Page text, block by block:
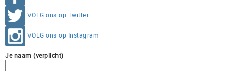
VOLG ons op Twitter
VOLG ons op Instagram
Je naam (verplicht)